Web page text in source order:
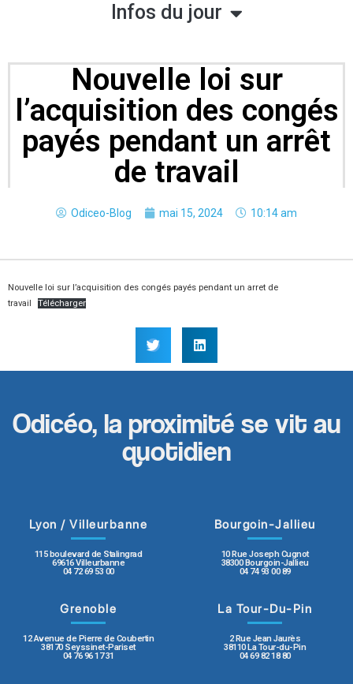
Infos du jour
Nouvelle loi sur
l’acquisition des congés
payés pendant un arrêt
de travail
Odiceo-Blog mai 15, 2024 10:14 am
Nouvelle loi sur l’acquisition des congés payés pendant un arret de
travail
Télécharger
Odicéo, la proximité se vit au
quotidien
Lyon / Villeurbanne
115 boulevard de Stalingrad
69616 Villeurbanne
04 72 69 53 00
Bourgoin-Jallieu
10 Rue Joseph Cugnot
38300 Bourgoin-Jallieu
04 74 93 00 89
Grenoble
12 Avenue de Pierre de Coubertin
38170 Seyssinet-Pariset
04 76 96 17 31
La Tour-Du-Pin
2 Rue Jean Jaurès
38110 La Tour-du-Pin
04 69 82 18 80